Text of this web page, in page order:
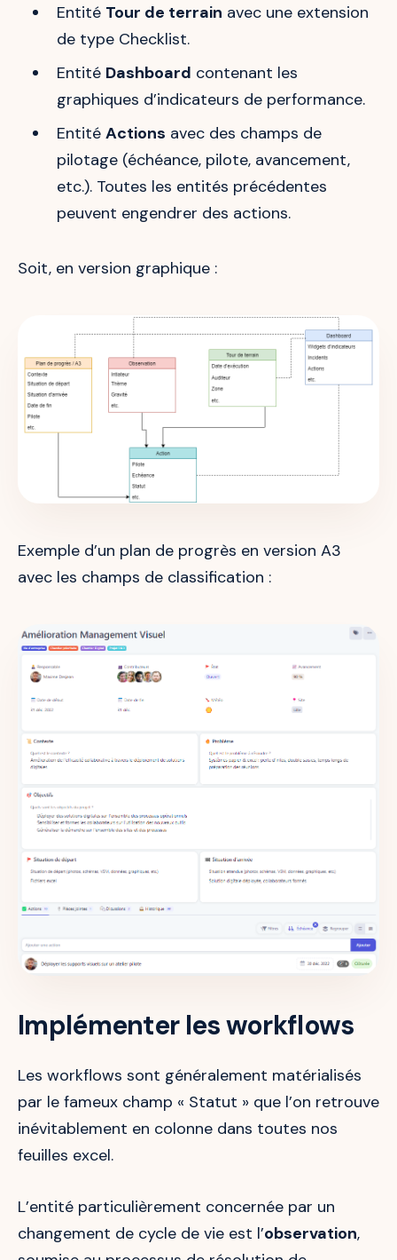
Entité Tour de terrain avec une extension
de type Checklist.
Entité Dashboard contenant les
graphiques d’indicateurs de performance.
Entité Actions avec des champs de
pilotage (échéance, pilote, avancement,
etc.). Toutes les entités précédentes
peuvent engendrer des actions.
Soit, en version graphique :
Exemple d’un plan de progrès en version A3
avec les champs de classification :
Implémenter les workflows
Les workflows sont généralement matérialisés
par le fameux champ « Statut » que l’on retrouve
inévitablement en colonne dans toutes nos
feuilles excel.
L’entité particulièrement concernée par un
changement de cycle de vie est l’observation,